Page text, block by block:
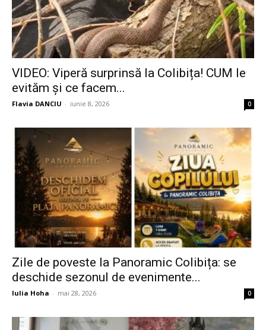
VIDEO: Viperă surprinsă la Colibița! CUM le
evităm și ce facem...
Flavia DANCIU - iunie 8, 2026 0
Zile de poveste la Panoramic Colibița: se
deschide sezonul de evenimente...
Iulia Hoha - mai 28, 2026 0